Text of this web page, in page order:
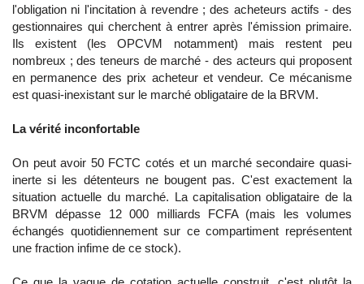
l'obligation ni l'incitation à revendre ; des acheteurs actifs - des
gestionnaires qui cherchent à entrer après l'émission primaire.
Ils existent (les OPCVM notamment) mais restent peu
nombreux ; des teneurs de marché - des acteurs qui proposent
en permanence des prix acheteur et vendeur. Ce mécanisme
est quasi-inexistant sur le marché obligataire de la BRVM.
La vérité inconfortable
On peut avoir 50 FCTC cotés et un marché secondaire quasi-
inerte si les détenteurs ne bougent pas. C'est exactement la
situation actuelle du marché. La capitalisation obligataire de la
BRVM dépasse 12 000 milliards FCFA (mais les volumes
échangés quotidiennement sur ce compartiment représentent
une fraction infime de ce stock).